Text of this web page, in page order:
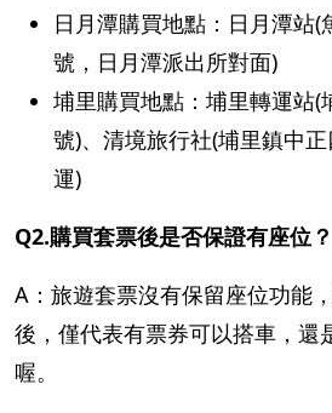
日月潭購買地點：日月潭站(
號，日月潭派出所對面)
埔里購買地點：埔里轉運站(
號)、清境旅行社(埔里鎮中
運)
Q2.購買套票後是否保證有座位？
A：旅遊套票沒有保留座位功能
後，僅代表有票券可以搭車，還
喔。